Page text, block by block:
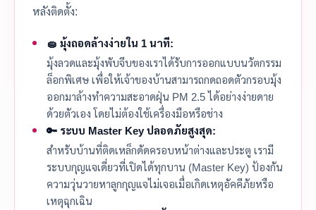
หลังติดตั้ง:
🧽 มุ้งถอดล้างง่ายใน 1 นาที:
มุ้งลวดและมุ้งพับจีบของเราได้รับการออกแบบนวัตกรรม
ล็อกพิเศษ เพื่อให้เจ้าของบ้านสามารถกดถอดตัวกรอบมุ้ง
ออกมาล้างทำความสะอาดฝุ่น PM 2.5 ได้อย่างง่ายดาย
ด้วยตัวเอง โดยไม่ต้องใช้เครื่องมือหรือช่าง
🔑 ระบบ Master Key ปลอดภัยสูงสุด:
สำหรับบ้านที่ติดเหล็กดัดครอบหน้าต่างและประตู เรามี
ระบบกุญแจเดี่ยวที่เปิดได้ทุกบาน (Master Key) ป้องกัน
ความวุ่นวายหาลูกกุญแจไม่เจอเมื่อเกิดเหตุอัคคีภัยหรือ
เหตุฉุกเฉิน